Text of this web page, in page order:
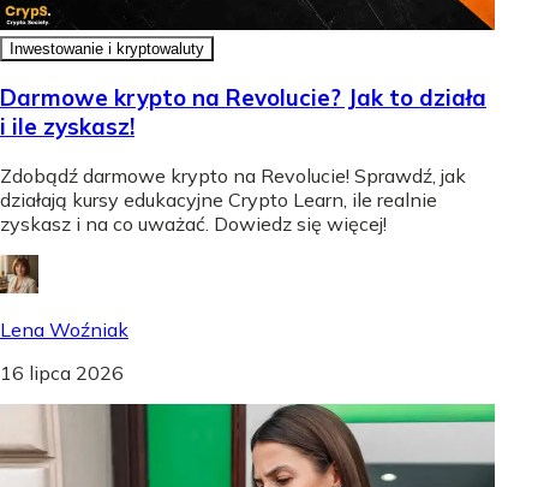
Inwestowanie i kryptowaluty
Darmowe krypto na Revolucie? Jak to działa
i ile zyskasz!
Zdobądź darmowe krypto na Revolucie! Sprawdź, jak
działają kursy edukacyjne Crypto Learn, ile realnie
zyskasz i na co uważać. Dowiedz się więcej!
Lena Woźniak
16 lipca 2026